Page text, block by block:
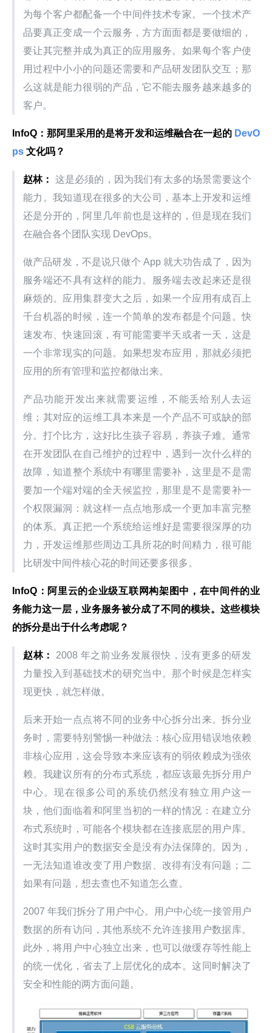
为每个客户都配备一个中间件技术专家。一个技术产
品要真正变成一个云服务，方方面面都是要做细的，
要让其完整并成为真正的应用服务。如果每个客户使
用过程中小小的问题还需要和产品研发团队交互；那
么这就是能力很弱的产品，它不能去服务越来越多的
客户。
InfoQ：那阿里采用的是将开发和运维融合在一起的 DevO
ps 文化吗？
赵林：
这是必须的，因为我们有太多的场景需要这个
能力。我知道现在很多的大公司，基本上开发和运维
还是分开的，阿里几年前也是这样的，但是现在我们
在融合各个团队实现 DevOps。
做产品研发，不是说只做个 App 就大功告成了，因为
服务端还不具有这样的能力。服务端去改起来还是很
麻烦的。应用集群变大之后，如果一个应用有成百上
千台机器的时候，连一个简单的发布都是个问题。快
速发布、快速回滚，有可能需要半天或者一天，这是
一个非常现实的问题。如果想发布应用，那就必须把
应用的所有管理和监控都做出来。
产品功能开发出来就需要运维，不能丢给别人去运
维；其对应的运维工具本来是一个产品不可或缺的部
分。打个比方，这好比生孩子容易，养孩子难。通常
在开发团队在自己维护的过程中，遇到一次什么样的
故障，知道整个系统中有哪里需要补，这里是不是需
要加一个端对端的全天候监控，那里是不是需要补一
个权限漏洞：就这样一点点地形成一个更加丰富完整
的体系。真正把一个系统给运维好是需要很深厚的功
力，开发运维那些周边工具所花的时间精力，很可能
比研发中间件核心花的时间还要多很多。
InfoQ：阿里云的企业级互联网构架图中，在中间件的业
务能力这一层，业务服务被分成了不同的模块。这些模块
的拆分是出于什么考虑呢？
赵林：
2008 年之前业务发展很快，没有更多的研发
力量投入到基础技术的研究当中。那个时候是怎样实
现更快，就怎样做。
后来开始一点点将不同的业务中心拆分出来。拆分业
务时，需要特别警惕一种做法：核心应用错误地依赖
非核心应用，这会导致本来应该有的弱依赖成为强依
赖。我建议所有的分布式系统，都应该最先拆分用户
中心。现在很多公司的系统仍然没有独立用户这一
块，他们面临着和阿里当初的一样的情况：在建立分
布式系统时，可能各个模块都在连接底层的用户库。
这时其实用户的数据安全是没有办法保障的。因为，
一无法知道谁改变了用户数据、改得有没有问题；二
如果有问题，想去查也不知道怎么查。
2007 年我们拆分了用户中心。用户中心统一接管用户
数据的所有访问，其他系统不允许连接用户数据库。
此外，将用户中心独立出来，也可以做缓存等性能上
的统一优化，省去了上层优化的成本。这同时解决了
安全和性能的两方面问题。